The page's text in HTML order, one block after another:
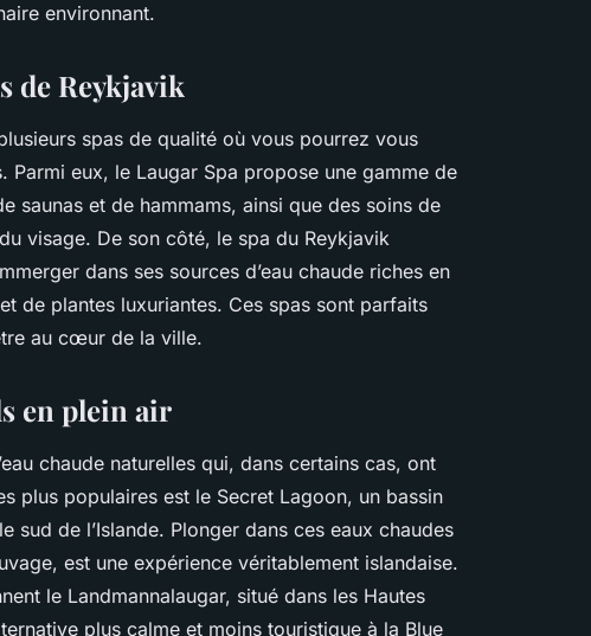
environnant.
de Reykjavik
spas de qualité où vous pourrez vous
Parmi eux, le Laugar Spa propose une gamme de
saunas et de hammams, ainsi que des soins de
visage. De son côté, le spa du Reykjavik
dans ses sources d’eau chaude riches en
de plantes luxuriantes. Ces spas sont parfaits
au cœur de la ville.
en plein air
chaude naturelles qui, dans certains cas, ont
plus populaires est le Secret Lagoon, un bassin
sud de l’Islande. Plonger dans ces eaux chaudes
est une expérience véritablement islandaise.
le Landmannalaugar, situé dans les Hautes
plus calme et moins touristique à la Blue